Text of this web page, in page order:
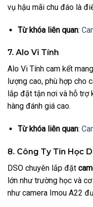
vụ hậu mãi chu đáo là
Từ khóa liên quan:
7. Alo Vi Tính
Alo Vi Tính cam kết
lượng cao, phù hợp cho
lắp đặt tận nơi và hỗ trợ
hàng đánh giá cao.
Từ khóa liên quan:
8. Công Ty Tin Học
DSO chuyên lắp đặt
lớn như trường học và
như camera Imou A22